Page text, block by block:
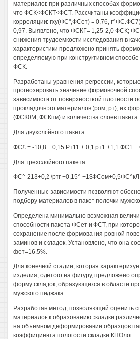
материалов при различных способах
что ФСК<ФСКТ<ФСТ. Рассчитаны
корреляции: гху(ФС",ФСет) = 0,76,
0,97. Выявлено, что ФСКГ= 1,25-2,0 ФСК;
снижения трудоемкости исследования в
характеристики предложено принять
определяемую при конструктивном
ФСК.
Разработаны уравнения регрессии,
прогнозировать значение формовочной
зависимости от поверхностной плотности
прокладочного материалов (ром, рт), их
(ФСК0М, ФСКпм) и количества слоев пакета.
Для двухслойного пакета:
ФС£ = -10,8 + 0,15 Рт11 + 0,1 рт1 +1,1 ФС1
Для трехслойного пакета:
ФС^-213+0,2 \ртг +0,15^
Полученные зависимости позволяют
подбору материалов в пакет полочки
Определена минимально возможная
способности пакета ФСет и ФСТ, при
сохранение после формования ровной
заминов и складок. Установлено, что она
фет=16,5%.
Для конечной стадии, которая
изделия, одетого на фигуру, предложено
форму складок, образующихся в области
мужского пиджака.
Разработан метод, позволяющий оценить
материалов к образованию складки
на объемном деформировании образцов
коэффициента пологости складки КПОлог: